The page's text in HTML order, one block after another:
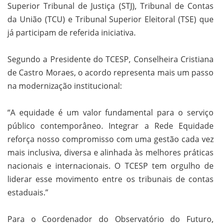
Superior Tribunal de Justiça (STJ), Tribunal de Contas
da União (TCU) e Tribunal Superior Eleitoral (TSE) que
já participam de referida iniciativa.
Segundo a Presidente do TCESP, Conselheira Cristiana
de Castro Moraes, o acordo representa mais um passo
na modernização institucional:
“A equidade é um valor fundamental para o serviço
público contemporâneo. Integrar a Rede Equidade
reforça nosso compromisso com uma gestão cada vez
mais inclusiva, diversa e alinhada às melhores práticas
nacionais e internacionais. O TCESP tem orgulho de
liderar esse movimento entre os tribunais de contas
estaduais.”
Para o Coordenador do Observatório do Futuro,